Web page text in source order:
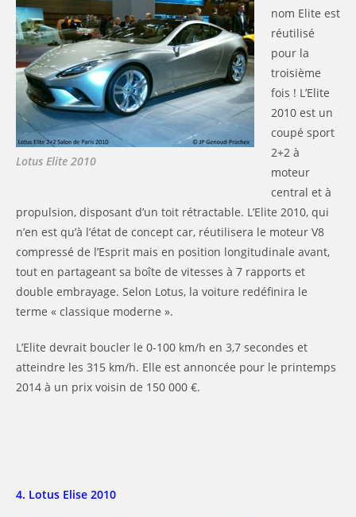
Lotus Elite 2010
nom Elite est
réutilisé
pour la
troisième
fois ! L’Elite
2010 est un
coupé sport
2+2 à
moteur
central et à
propulsion, disposant d’un toit rétractable. L’Elite 2010, qui
n’en est qu’à l’état de concept car, réutilisera le moteur V8
compressé de l’Esprit mais en position longitudinale avant,
tout en partageant sa boîte de vitesses à 7 rapports et
double embrayage. Selon Lotus, la voiture redéfinira le
terme « classique moderne ».
L’Elite devrait boucler le 0-100 km/h en 3,7 secondes et
atteindre les 315 km/h. Elle est annoncée pour le printemps
2014 à un prix voisin de 150 000 €.
4. Lotus Elise 2010